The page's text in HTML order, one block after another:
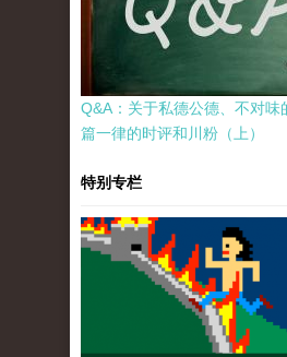
Q&A：关于私德公德、不对味
篇一律的时评和川粉（上）
特别专栏